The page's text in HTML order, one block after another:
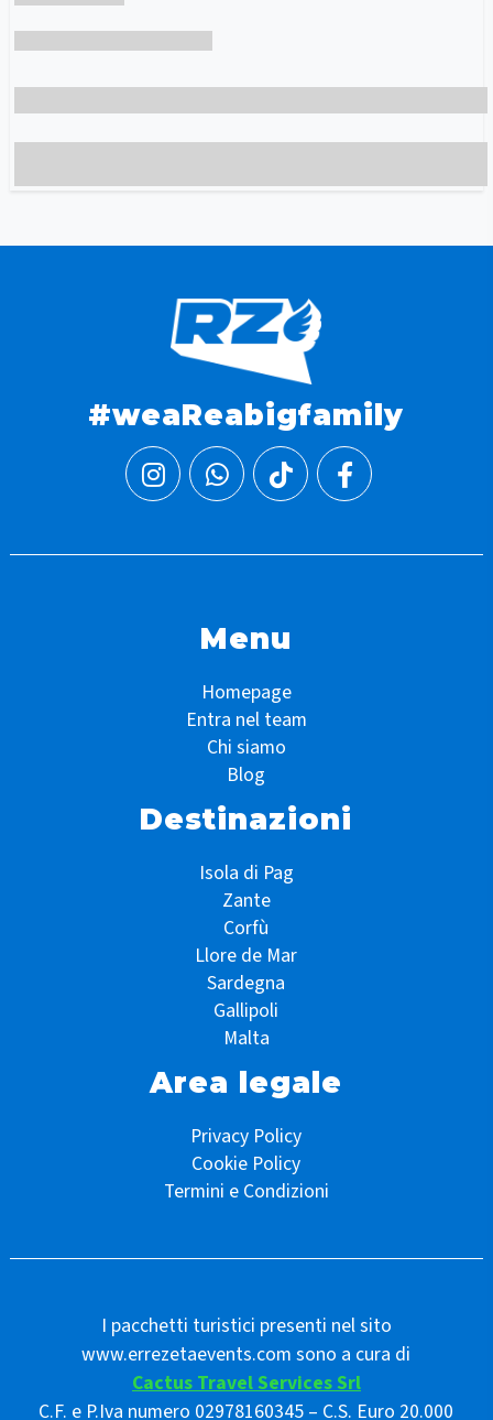
#weaReabigfamily
Menu
Homepage
Entra nel team
Chi siamo
Blog
Destinazioni
Isola di Pag
Zante
Corfù
Llore de Mar
Sardegna
Gallipoli
Malta
Area legale
Privacy Policy
Cookie Policy
Termini e Condizioni
I pacchetti turistici presenti nel sito
www.errezetaevents.com sono a cura di
Cactus Travel Services Srl
C.F. e P.Iva numero 02978160345 – C.S. Euro 20.000